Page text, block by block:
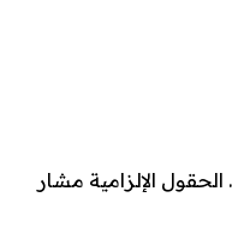
الحقول الإلزامية مشار